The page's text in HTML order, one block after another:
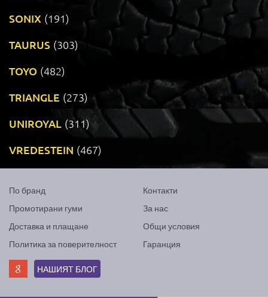
SONIX (191)
TAURUS (303)
TOYO (482)
TRIANGLE (273)
UNIROYAL (311)
VREDESTEIN (467)
По бранд
Промотирани гуми
Доставка и плащане
Политика за поверителност
Контакти
За нас
Общи условия
Гаранция
НАШИЯТ БЛОГ